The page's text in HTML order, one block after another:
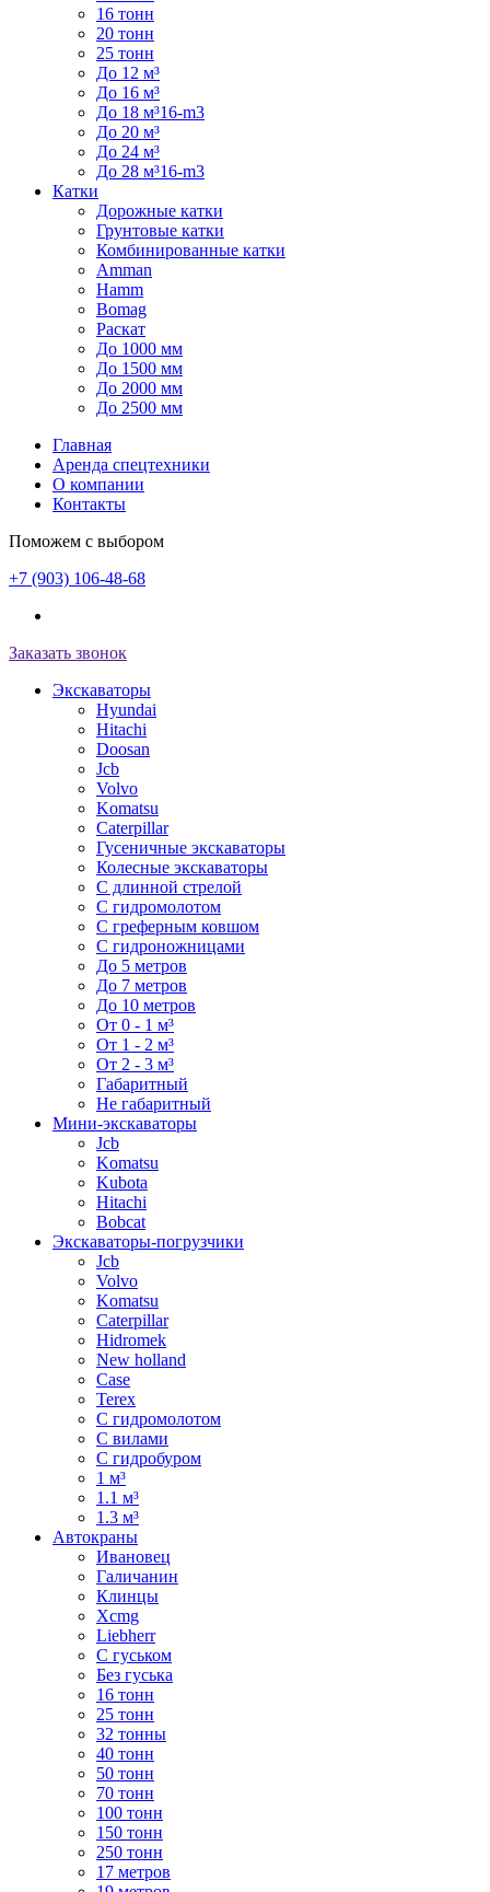
16 тонн
20 тонн
25 тонн
До 12 м³
До 16 м³
До 18 м³16-m3
До 20 м³
До 24 м³
До 28 м³16-m3
Катки
Дорожные катки
Грунтовые катки
Комбинированные катки
Amman
Hamm
Bomag
Раскат
До 1000 мм
До 1500 мм
До 2000 мм
До 2500 мм
Главная
Аренда спецтехники
О компании
Контакты
Поможем с выбором
+7 (903) 106-48-68
Заказать звонок
Экскаваторы
Hyundai
Hitachi
Doosan
Jcb
Volvo
Komatsu
Caterpillar
Гусеничные экскаваторы
Колесные экскаваторы
С длинной стрелой
С гидромолотом
С греферным ковшом
С гидроножницами
До 5 метров
До 7 метров
До 10 метров
От 0 - 1 м³
От 1 - 2 м³
От 2 - 3 м³
Габаритный
Не габаритный
Мини-экскаваторы
Jcb
Komatsu
Kubota
Hitachi
Bobcat
Экскаваторы-погрузчики
Jcb
Volvo
Komatsu
Caterpillar
Hidromek
New holland
Case
Terex
С гидромолотом
С вилами
С гидробуром
1 м³
1.1 м³
1.3 м³
Автокраны
Ивановец
Галичанин
Клинцы
Xcmg
Liebherr
С гуськом
Без гуська
16 тонн
25 тонн
32 тонны
40 тонн
50 тонн
70 тонн
100 тонн
150 тонн
250 тонн
17 метров